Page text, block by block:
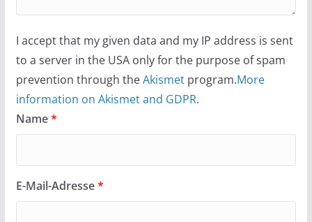
I accept that my given data and my IP address is sent
to a server in the USA only for the purpose of spam
prevention through theAkismetprogram.More
information on Akismet and GDPR.
Name*
E-Mail-Adresse*